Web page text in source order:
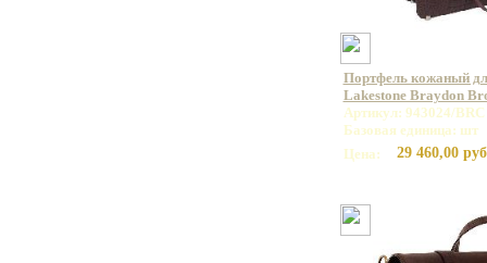
Портфель кожаный
Lakestone Braydon
Артикул: 943024/BRC
Базовая единица: шт
Цена:
29 460,00